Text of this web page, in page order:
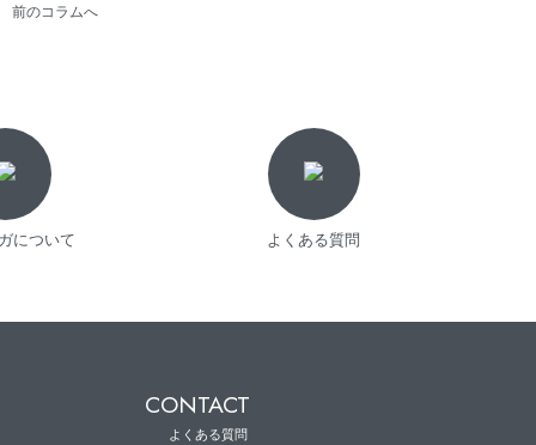
前のコラムへ
について よくある質問
CONTACT
よくある質問